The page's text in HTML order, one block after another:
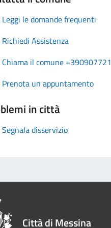
Leggi le domande frequenti
Richiedi Assistenza
Chiama il comune +390907721
Prenota un appuntamento
in città
Segnala disservizio
Città di Messina